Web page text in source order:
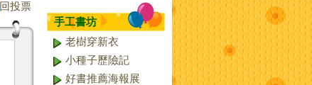
回投票
手工書坊
老樹穿新衣
小種子歷險記
好書推薦海報展